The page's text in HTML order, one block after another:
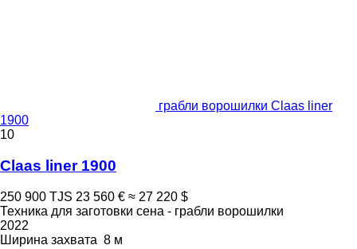
грабли ворошилки Claas liner
1900
10
Claas liner 1900
250 900 TJS 23 560 € ≈ 27 220 $
Техника для заготовки сена - грабли ворошилки
2022
Ширина захвата 8 м